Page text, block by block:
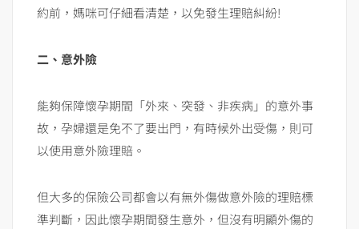
約前，媽咪可仔細看清楚，以免發生理賠糾紛!
二、意外險
能夠保障懷孕期間「外來、突發、非疾病」的意外事
故，孕婦還是免不了要出門，有時候外出受傷，則可
以使用意外險理賠。
但大多的保險公司都會以有無外傷做意外險的理賠標
準判斷，因此懷孕期間發生意外，但沒有明顯外傷的